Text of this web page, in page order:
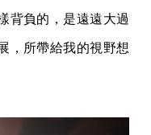
背負的，是遠遠大過
，所帶給我的視野想